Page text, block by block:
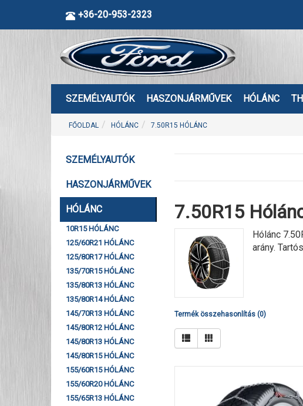
+36-20-953-2323
SZEMÉLYAUTÓK HASZONJÁRMŰVEK HÓLÁNC
FŐOLDAL HÓLÁNC 7.50R15 HÓLÁNC
SZEMÉLYAUTÓK
HASZONJÁRMŰVEK
HÓLÁNC
10R15 HÓLÁNC
125/60R21 HÓLÁNC
125/80R17 HÓLÁNC
135/70R15 HÓLÁNC
135/80R13 HÓLÁNC
135/80R14 HÓLÁNC
145/70R13 HÓLÁNC
145/80R12 HÓLÁNC
145/80R13 HÓLÁNC
145/80R15 HÓLÁNC
155/60R15 HÓLÁNC
155/60R20 HÓLÁNC
155/65R13 HÓLÁNC
7.50R15
Hólánc
arány.
Termék összehasonlítás (0)